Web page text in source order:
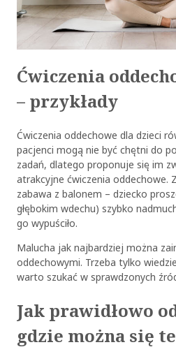
Ćwiczenia
– przykłady
Ćwiczenia oddechowe dla dzieci
pacjenci mogą nie być chętni do
zadań, dlatego proponuje się im
atrakcyjne ćwiczenia oddechowe.
zabawa z balonem – dziecko
głębokim wdechu) szybko
go wypuściło.
Malucha jak najbardziej można
oddechowymi. Trzeba tylko
warto szukać w sprawdzonych
Jak prawidłowo
gdzie można się